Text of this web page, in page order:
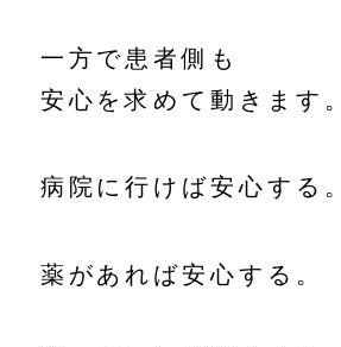
一方で患者側も
安心を求めて動きます。
病院に行けば安心する。
薬があれば安心する。